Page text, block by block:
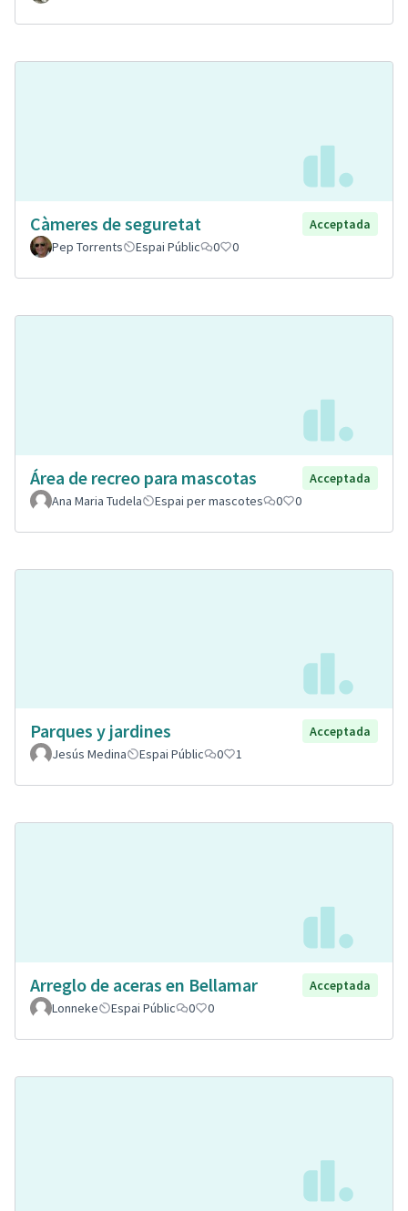
Càmeres de seguretat
Acceptada
Pep Torrents
Espai Públic 0 0
Área de recreo para mascotas
Acceptada
Ana Maria Tudela
Espai per mascotes 0 0
Parques y jardines
Acceptada
Jesús Medina
Espai Públic 0 1
Arreglo de aceras en Bellamar
Acceptada
Lonneke
Espai Públic 0 0